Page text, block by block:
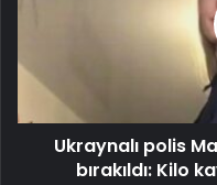
Ukraynalı polis
bırakıldı: Kilo